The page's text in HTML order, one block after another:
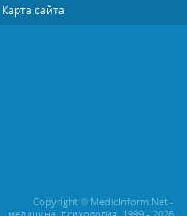
Карта сайта
Copyright © MedicInform.Net -